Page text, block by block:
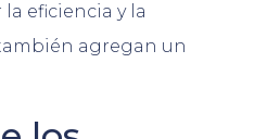
eficiencia y la
agregan un